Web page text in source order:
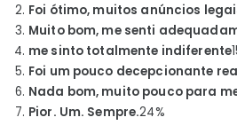
Foi ótimo, muitos anúncios
Muito bom, me senti
me sinto totalmente indiferente
Foi um pouco decepcionante
Nada bom, muito pouco para
Pior. Um. Sempre.24%